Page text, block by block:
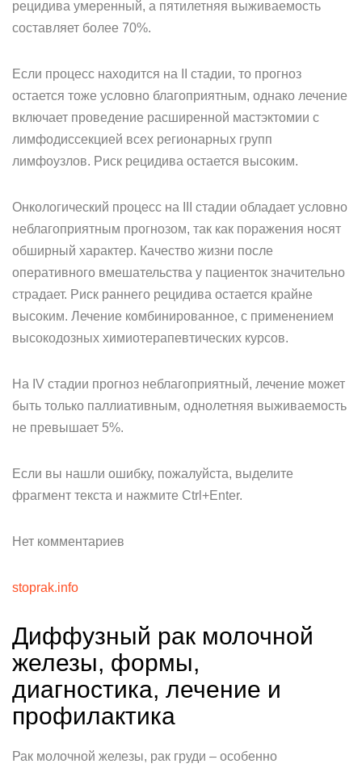
рецидива умеренный, а пятилетняя выживаемость
составляет более 70%.
Если процесс находится на II стадии, то прогноз
остается тоже условно благоприятным, однако лечение
включает проведение расширенной мастэктомии с
лимфодиссекцией всех регионарных групп
лимфоузлов. Риск рецидива остается высоким.
Онкологический процесс на III стадии обладает условно
неблагоприятным прогнозом, так как поражения носят
обширный характер. Качество жизни после
оперативного вмешательства у пациенток значительно
страдает. Риск раннего рецидива остается крайне
высоким. Лечение комбинированное, с применением
высокодозных химиотерапевтических курсов.
На IV стадии прогноз неблагоприятный, лечение может
быть только паллиативным, однолетняя выживаемость
не превышает 5%.
Если вы нашли ошибку, пожалуйста, выделите
фрагмент текста и нажмите Ctrl+Enter.
Нет комментариев
stoprak.info
Диффузный рак молочной
железы, формы,
диагностика, лечение и
профилактика
Рак молочной железы, рак груди – особенно